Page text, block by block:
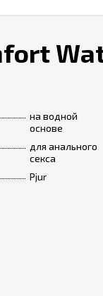
на водной
основе
для анального
секса
Pjur